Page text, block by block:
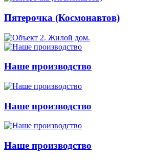
Пятерочка (Космонавтов)
Наше производство
Наше производство
Наше производство